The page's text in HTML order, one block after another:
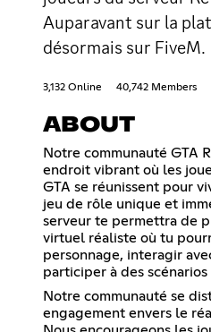
Auparavant sur la
désormais sur FiveM.
3,132 Online 40,742 Members
ABOUT
Notre communauté GTA
endroit vibrant où les
GTA se réunissent pour
jeu de rôle unique et
serveur te permettra de
virtuel réaliste où tu
personnage, interagir
participer à des
Notre communauté se
engagement envers le